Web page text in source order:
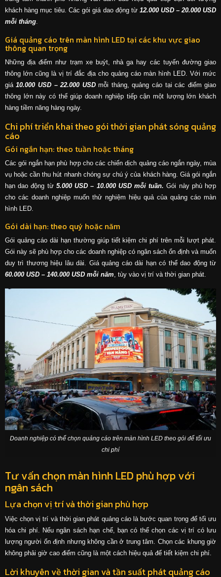
khách hàng mục tiêu. Các gói giá dao động từ 12.000 USD – 20.000 USD
mỗi tháng.
Giá quảng cáo trên màn hình LED tại các khu vực giao
thông quan trọng
Những địa điểm như trạm xe buýt, nhà ga hay các tuyến đường giao
thông lớn cũng là vị trí đắc địa cho quảng cáo màn hình LED. Với mức
giá10.000 USD – 22.000 USDmỗi tháng, quảng cáo tại các điểm giao
thông lớn này có thể giúp doanh nghiệp tiếp cận một lượng lớn khách
hàng tiềm năng hàng ngày.
Chi phí triển khai theo gói thời gian phát sóng quảng
cáo
Gói ngắn hạn: theo tuần hoặc tháng
Các gói ngắn hạn phù hợp cho các chiến dịch quảng cáo ngắn ngày, mùa
vụ hoặc cần thu hút nhanh chóng sự chú ý của khách hàng. Giá gói ngắn
hạn dao động từ 5.000 USD – 10.000 USD mỗi tuần.Gói này phù hợp
cho các doanh nghiệp muốn thử nghiệm hiệu quả của quảng cáo màn
hình LED.
Gói dài hạn: theo quý hoặc năm
Gói quảng cáo dài hạn thường giúp tiết kiệm chi phí trên mỗi lượt phát.
Gói này sẽ phù hợp cho các doanh nghiệp có ngân sách ổn định và muốn
duy trì thương hiệu lâu dài. Giá quảng cáo dài hạn có thể dao động từ
60.000 USD – 140.000 USD mỗi năm, tùy vào vị trí và thời gian phát.
Doanh nghiệp có thể chọn quảng cáo trên màn hình LED theo gói để tối ưu
chi phí
Tư vấn chọn màn hình LED phù hợp với
ngân sách
Lựa chọn vị trí và thời gian phù hợp
Việc chọn vị trí và thời gian phát quảng cáo là bước quan trọng để tối ưu
hóa chi phí. Nếu ngân sách hạn chế, bạn có thể chọn các vị trí có lưu
lượng người ổn định nhưng không cần ở trung tâm. Chọn các khung giờ
không phải giờ cao điểm cũng là một cách hiệu quả để tiết kiệm chi phí.
Lời khuyên về thời gian và tần suất phát quảng cáo